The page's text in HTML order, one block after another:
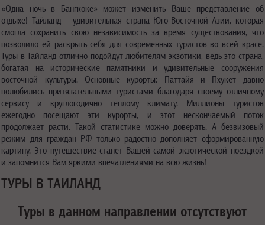
«Одна ночь в Бангкоке» может изменить Ваше представление об
отдыхе! Тайланд – удивительная страна Юго-Восточной Азии, которая
смогла сохранить свою независимость за время существования, что
позволило ей раскрыть себя для современных туристов во всей красе.
Туры в Тайланд отлично подойдут любителям экзотики, ведь это страна,
богатая на исторические памятники и удивительные сооружения
восточной культуры. Основные курорты: Паттайя и Пхукет давно
полюбились притязательными туристами благодаря своему отличному
сервису и круглогодично теплому климату. Миллионы туристов
ежегодно посещают эти курорты, и этот нескончаемый поток
продолжает расти. Такой статистике можно доверять. А безвизовый
режим для граждан РФ только радостно дополняет сформированную
картину. Это путешествие станет Вашей самой экзотической поездкой
и запомнится Вам яркими впечатлениями на всю жизнь!
ТУРЫ В ТАИЛАНД
Туры в данном направлении отсутствуют